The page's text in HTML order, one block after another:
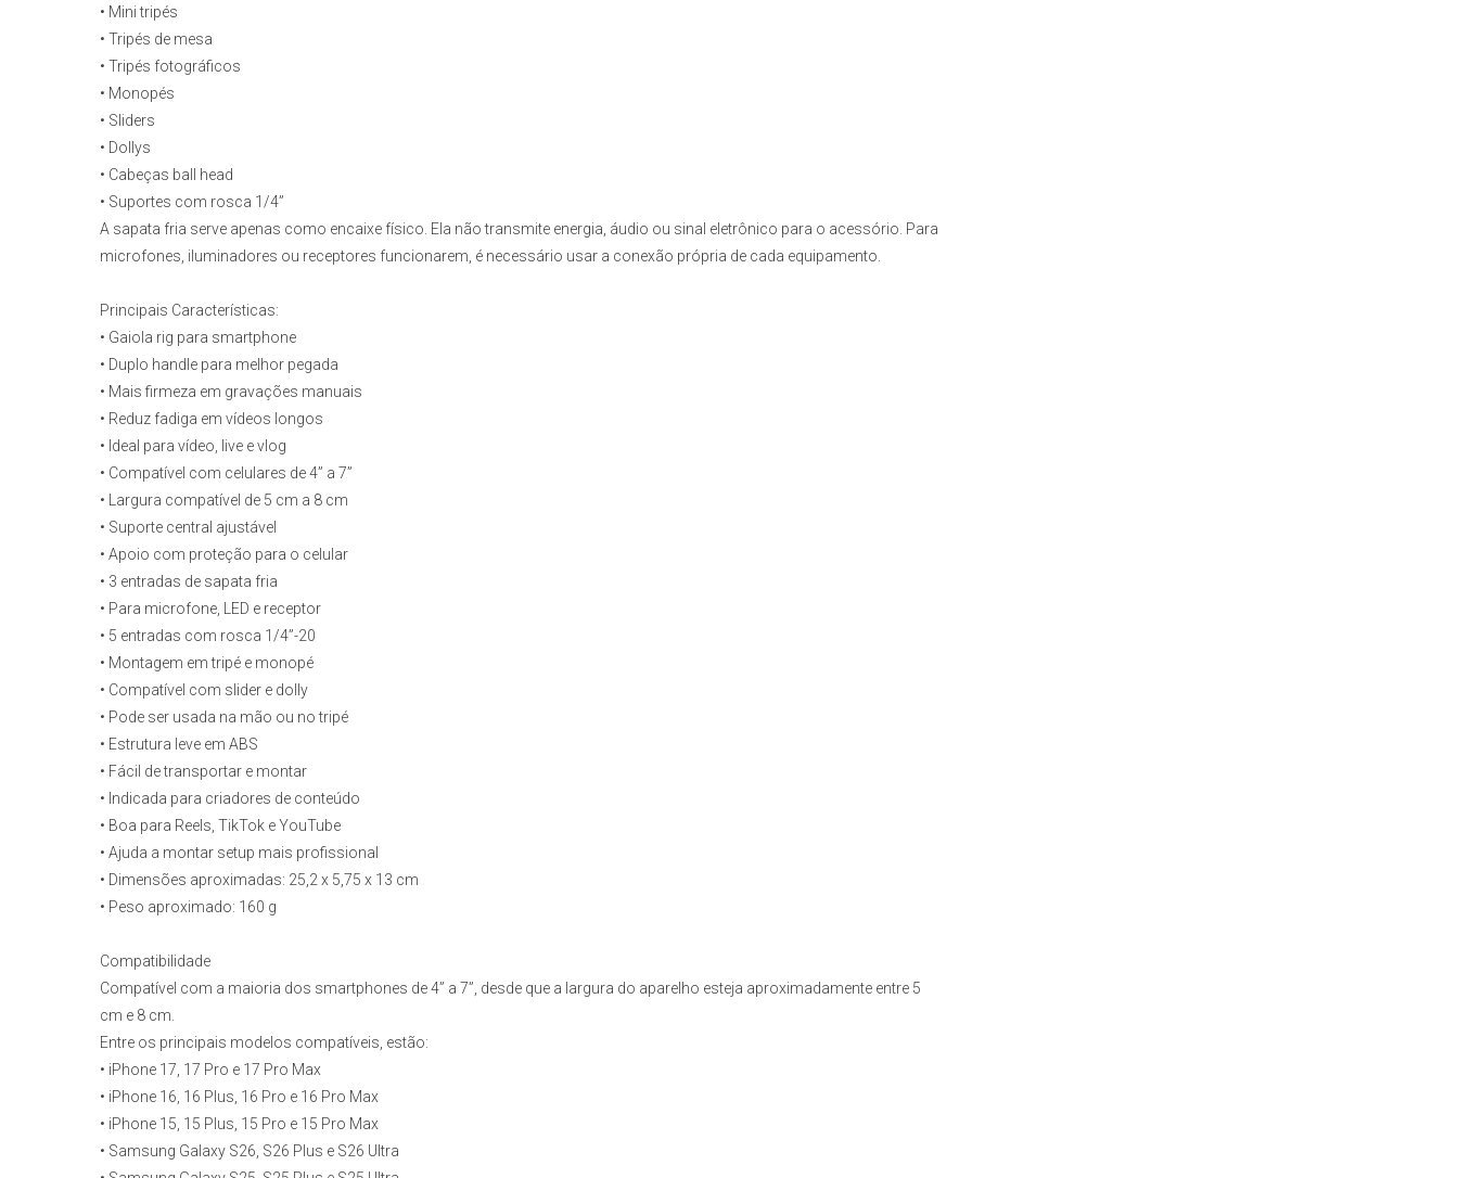
• Mini tripés
• Tripés de mesa
• Tripés fotográficos
• Monopés
• Sliders
• Dollys
• Cabeças ball head
• Suportes com rosca 1/4”
A sapata fria serve apenas como encaixe físico. Ela não transmite energia, áudio ou sinal eletrônico para o acessório. Para
microfones, iluminadores ou receptores funcionarem, é necessário usar a conexão própria de cada equipamento.
Principais Características:
• Gaiola rig para smartphone
• Duplo handle para melhor pegada
• Mais firmeza em gravações manuais
• Reduz fadiga em vídeos longos
• Ideal para vídeo, live e vlog
• Compatível com celulares de 4” a 7”
• Largura compatível de 5 cm a 8 cm
• Suporte central ajustável
• Apoio com proteção para o celular
• 3 entradas de sapata fria
• Para microfone, LED e receptor
• 5 entradas com rosca 1/4”-20
• Montagem em tripé e monopé
• Compatível com slider e dolly
• Pode ser usada na mão ou no tripé
• Estrutura leve em ABS
• Fácil de transportar e montar
• Indicada para criadores de conteúdo
• Boa para Reels, TikTok e YouTube
• Ajuda a montar setup mais profissional
• Dimensões aproximadas: 25,2 x 5,75 x 13 cm
• Peso aproximado: 160 g
Compatibilidade
Compatível com a maioria dos smartphones de 4” a 7”, desde que a largura do aparelho esteja aproximadamente entre 5
cm e 8 cm.
Entre os principais modelos compatíveis, estão:
• iPhone 17, 17 Pro e 17 Pro Max
• iPhone 16, 16 Plus, 16 Pro e 16 Pro Max
• iPhone 15, 15 Plus, 15 Pro e 15 Pro Max
• Samsung Galaxy S26, S26 Plus e S26 Ultra